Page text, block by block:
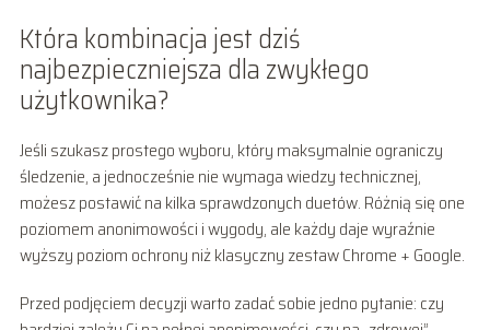
Która kombinacja jest dziś
najbezpieczniejsza dla zwykłego
użytkownika?
Jeśli szukasz prostego wyboru, który maksymalnie ograniczy
śledzenie, a jednocześnie nie wymaga wiedzy technicznej,
możesz postawić na kilka sprawdzonych duetów. Różnią się one
poziomem anonimowości i wygody, ale każdy daje wyraźnie
wyższy poziom ochrony niż klasyczny zestaw Chrome + Google.
Przed podjęciem decyzji warto zadać sobie jedno pytanie: czy